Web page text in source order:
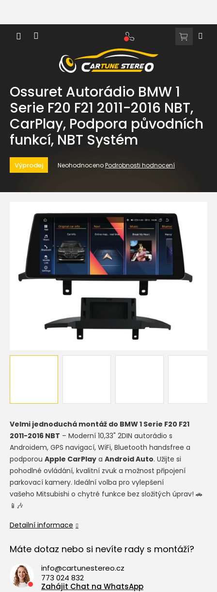
obsah
NÁKUPNÍ
Ossuret Autorádio BMW 1
Serie F20 F21 2011-2016 NBT,
CarPlay, Podpora původních
funkcí, NBT Systém
Výprodej
Průměrné
je
hvězdiček.
NeohodnocenoPodrobnosti hodnocení
Velmi jednoduchá montáž do BMW 1 Serie F20 F21
2011-2016 NBT – Moderní 10,33" 2DIN autorádio s
Androidem, GPS navigací, WiFi, Bluetooth handsfree a
podporou Apple CarPlay a Android Auto. Užijte si
pohodlné ovládání, kvalitní zvuk a možnost připojení
parkovací kamery. Ideální volba pro vylepšení
vašeho Mitsubishi o chytré funkce bez složitých úprav! 🚗
📱🎶
Detailní informace
Máte dotaz nebo si nevíte rady s montáží?
info@cartunestereo.cz
773 024 832
Zahájit Chat na WhatsApp